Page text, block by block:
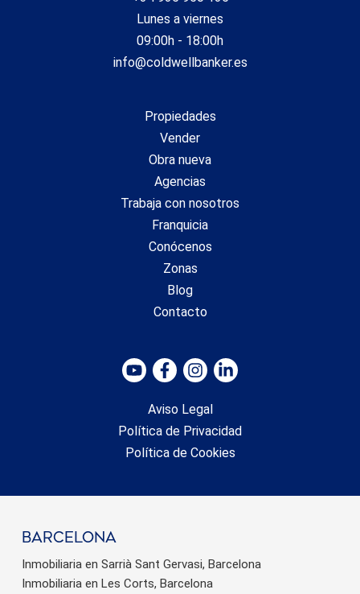
Lunes a viernes
09:00h - 18:00h
info@coldwellbanker.es
Propiedades
Vender
Obra nueva
Agencias
Trabaja con nosotros
Franquicia
Conócenos
Zonas
Blog
Contacto
Aviso Legal
Política de Privacidad
Política de Cookies
barcelona
Inmobiliaria en Sarrià Sant Gervasi, Barcelona
Inmobiliaria en Les Corts, Barcelona